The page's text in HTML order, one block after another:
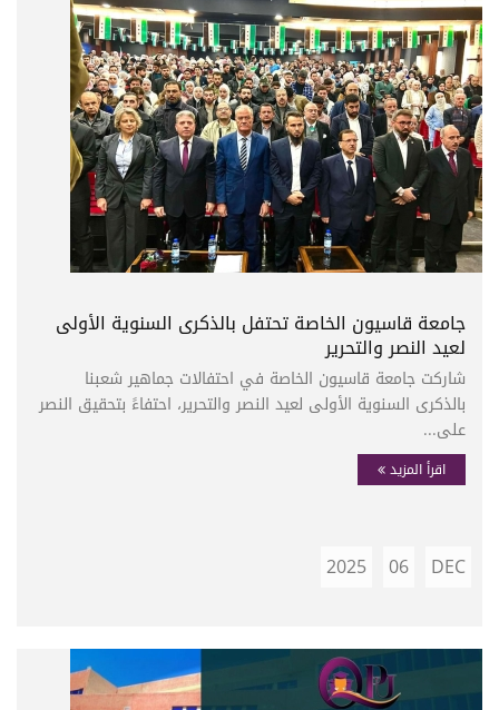
جامعة قاسيون الخاصة تحتفل بالذكرى السنوية الأولى
لعيد النصر والتحرير
شاركت جامعة قاسيون الخاصة في احتفالات جماهير شعبنا
بالذكرى السنوية الأولى لعيد النصر والتحرير، احتفاءً بتحقيق النصر
على...
اقرأ المزيد
DEC
06
2025